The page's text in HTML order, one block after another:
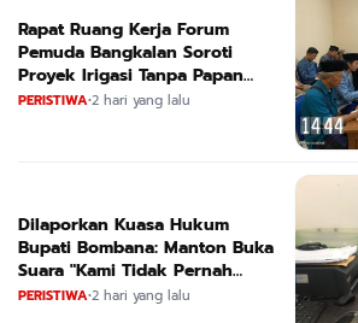
Rapat Ruang Kerja Forum
Pemuda Bangkalan Soroti
Proyek Irigasi Tanpa Papan
Nama
PERISTIWA•2 hari yang lalu
Dilaporkan Kuasa Hukum
Bupati Bombana: Manton Buka
Suara "Kami Tidak Pernah
Menutup Ruang Hak Jawab"
PERISTIWA•2 hari yang lalu